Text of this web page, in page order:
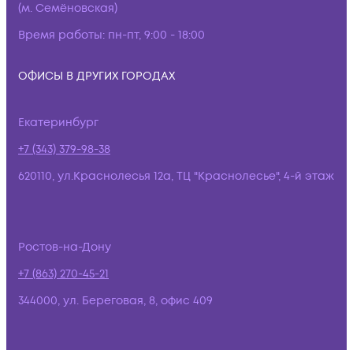
(м. Семёновская)
Время работы: пн-пт, 9:00 - 18:00
ОФИСЫ В ДРУГИХ ГОРОДАХ
Екатеринбург
+7 (343) 379-98-38
620110, ул.Краснолесья 12а, ТЦ "Краснолесье", 4-й этаж
Ростов-на-Дону
+7 (863) 270-45-21
344000, ул. Береговая, 8, офис 409